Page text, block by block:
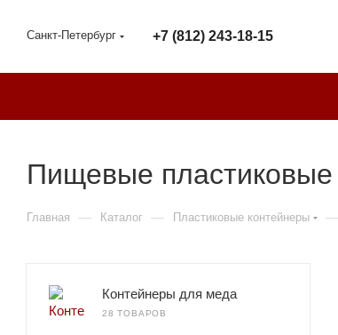
Санкт-Петербург +7 (812) 243-18-15
Пищевые пластиковые
Главная — Каталог — Пластиковые контейнеры —
Контейнеры для меда
28 ТОВАРОВ